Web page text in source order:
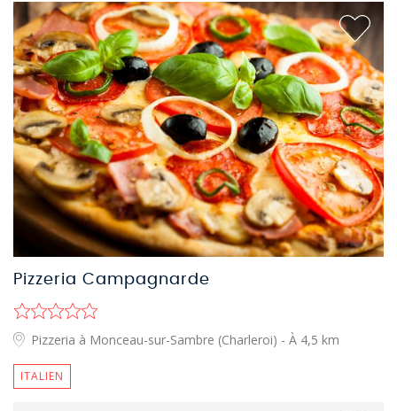
Pizzeria Campagnarde
Pizzeria à Monceau-sur-Sambre (Charleroi) - À 4,5 km
ITALIEN